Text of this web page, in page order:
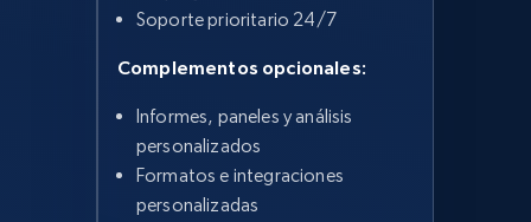
Soporte prioritario 24/7
Complementos opcionales:
Informes, paneles y análisis
personalizados
Formatos e integraciones
personalizadas